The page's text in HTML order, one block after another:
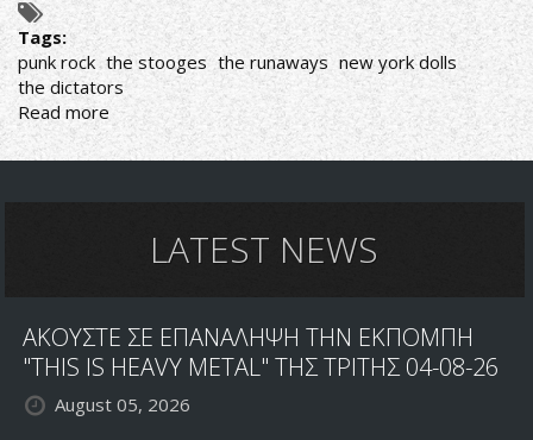
Tags:
punk rock the stooges the runaways new york dolls
the dictators
Read more about
4
PUNK
LATEST NEWS
ΑΚΟΥΣΤΕ ΣΕ ΕΠΑΝΑΛΗΨΗ ΤΗΝ ΕΚΠΟΜΠΗ
"THIS IS HEAVY METAL" ΤΗΣ ΤΡΙΤΗΣ 04-08-26
August 05, 2026